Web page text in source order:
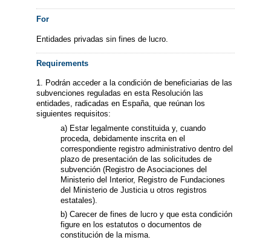
For
Entidades privadas sin fines de lucro.
Requirements
1. Podrán acceder a la condición de beneficiarias de las
subvenciones reguladas en esta Resolución las
entidades, radicadas en España, que reúnan los
siguientes requisitos:
a) Estar legalmente constituida y, cuando
proceda, debidamente inscrita en el
correspondiente registro administrativo dentro del
plazo de presentación de las solicitudes de
subvención (Registro de Asociaciones del
Ministerio del Interior, Registro de Fundaciones
del Ministerio de Justicia u otros registros
estatales).
b) Carecer de fines de lucro y que esta condición
figure en los estatutos o documentos de
constitución de la misma.